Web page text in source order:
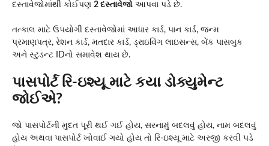
દસ્તાવેજોમાંથી કોઈપણ 2 દસ્તાવેજો આપવા પડે છે.
તત્કાલ માટે ઉપયોગી દસ્તાવેજોમાં આધાર કાર્ડ, પાન કાર્ડ, જન્મ
પ્રમાણપત્ર, રેશન કાર્ડ, મતદાર કાર્ડ, ડ્રાઇવિંગ લાઇસન્સ, બેંક પાસબુક
અને સ્ટુડન્ટ IDનો સમાવેશ થાય છે.
પાસપોર્ટ રિ-ઇશ્યૂ માટે કયા ડોક્યુમેન્ટ
જોઈએ?
જો પાસપોર્ટની મુદત પૂરી થઈ ગઈ હોય, સરનામું બદલવું હોય, નામ બદલવું
હોય અથવા પાસપોર્ટ ખોવાઈ ગયો હોય તો રિ-ઇશ્યૂ માટે અરજી કરવી પડે